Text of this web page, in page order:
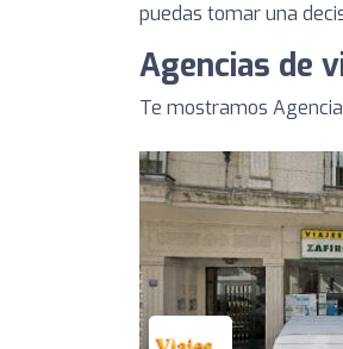
puedas tomar una
Agencias de
Te mostramos